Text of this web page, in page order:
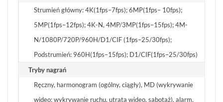
Strumień główny: 4K(1fps–7fps); 6MP(1fps– 10fps);
5MP(1fps–12fps); 4K-N, 4MP/3MP(1fps–15fps); 4M-
N/1080P/720P/960H/D1/CIF (1fps–25/30fps);
Podstrumień: 960H(1fps–15fps); D1/CIF(1fps–25/30fps)
Tryby nagrań
Ręczny, harmonogram (ogólny, ciągły), MD (wykrywanie
wideo: wykrywanie ruchu, utrata wideo, sabotaż), alarm,